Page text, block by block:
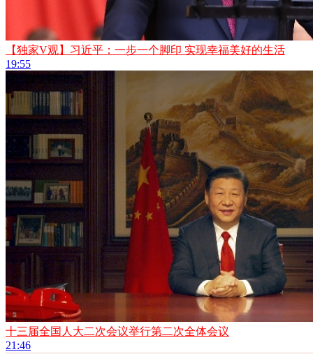
【独家V观】习近平：一步一个脚印 实现幸福美好的生活
19:55
十三届全国人大二次会议举行第二次全体会议
21:46